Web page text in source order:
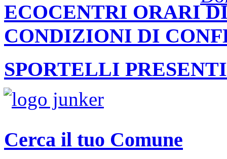
ECOCENTRI ORARI
CONDIZIONI DI
SPORTELLI
Cerca il tuo Comune